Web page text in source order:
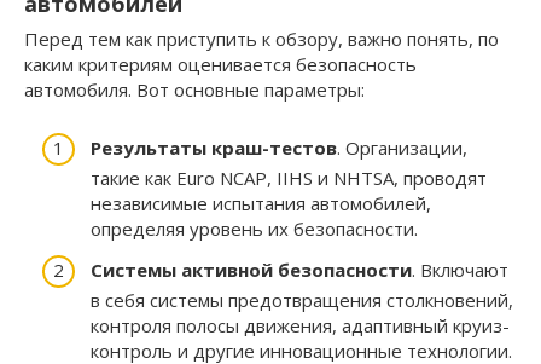
Перед тем как приступить к обзору, важно понять, по
каким критериям оценивается безопасность
автомобиля. Вот основные параметры:
Результаты краш-тестов. Организации,
такие как Euro NCAP, IIHS и NHTSA, проводят
независимые испытания автомобилей,
определяя уровень их безопасности.
Системы активной безопасности. Включают
в себя системы предотвращения столкновений,
контроля полосы движения, адаптивный круиз-
контроль и другие инновационные технологии.